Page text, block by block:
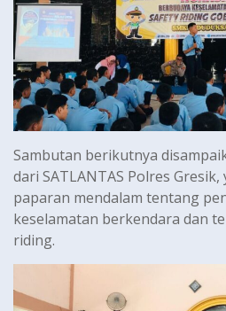
Sambutan berikutnya
dari SATLANTAS Polres
paparan mendalam tentang
keselamatan berkendara dan
riding.